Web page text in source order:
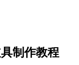
制作教程